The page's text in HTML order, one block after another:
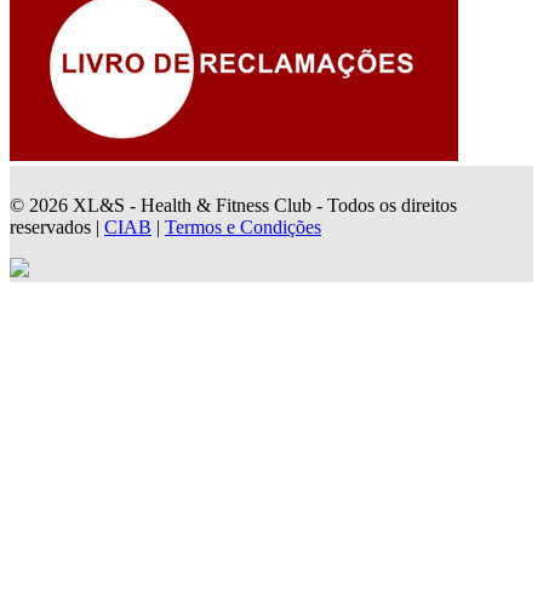
© 2026 XL&S - Health & Fitness Club - Todos os direitos
reservados | CIAB | Termos e Condições